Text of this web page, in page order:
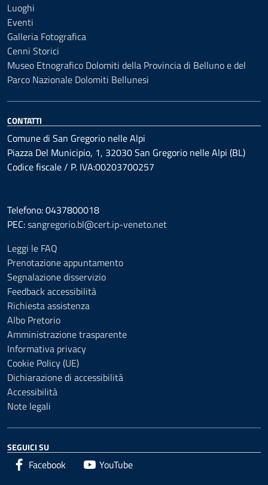
Luoghi
Eventi
Galleria Fotografica
Cenni Storici
Museo Etnografico Dolomiti della Provincia di Belluno e del
Parco Nazionale Dolomiti Bellunesi
CONTATTI
Comune di San Gregorio nelle Alpi
Piazza Del Municipio, 1, 32030 San Gregorio nelle Alpi (BL)
Codice fiscale / P. IVA:00203700257
Telefono: 0437800018
PEC:sangregorio.bl@cert.ip-veneto.net
Leggi le FAQ
Prenotazione appuntamento
Segnalazione disservizio
Feedback accessibilità
Richiesta assistenza
Albo Pretorio
Amministrazione trasparente
Informativa privacy
Cookie Policy (UE)
Dichiarazione di accessibilità
Accessibilità
Note legali
SEGUICI SU
Facebook YouTube